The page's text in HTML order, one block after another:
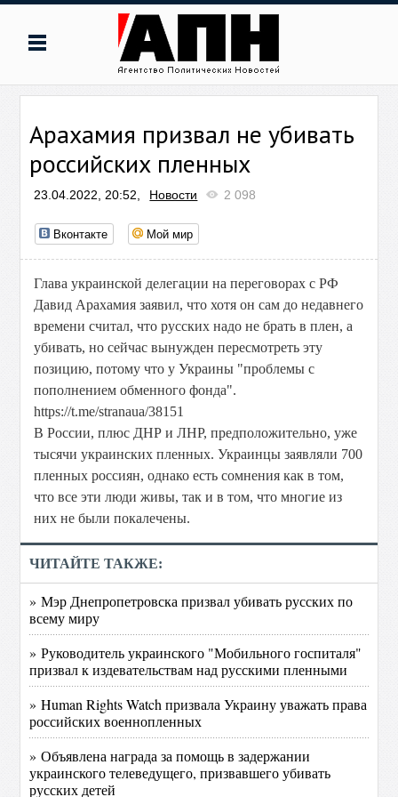
Арахамия призвал не убивать
российских пленных
23.04.2022, 20:52, Новости 2 098
Вконтакте Мой мир
Глава украинской делегации на переговорах с РФ
Давид Арахамия заявил, что хотя он сам до недавнего
времени считал, что русских надо не брать в плен, а
убивать, но сейчас вынужден пересмотреть эту
позицию, потому что у Украины "проблемы с
пополнением обменного фонда".
https://t.me/stranaua/38151
В России, плюс ДНР и ЛНР, предположительно, уже
тысячи украинских пленных. Украинцы заявляли 700
пленных россиян, однако есть сомнения как в том,
что все эти люди живы, так и в том, что многие из
них не были покалечены.
ЧИТАЙТЕ ТАКЖЕ:
» Мэр Днепропетровска призвал убивать русских по
всему миру
» Руководитель украинского "Мобильного госпиталя"
призвал к издевательствам над русскими пленными
» Human Rights Watch призвала Украину уважать права
российских военнопленных
» Объявлена награда за помощь в задержании
украинского телеведущего, призвавшего убивать
русских детей